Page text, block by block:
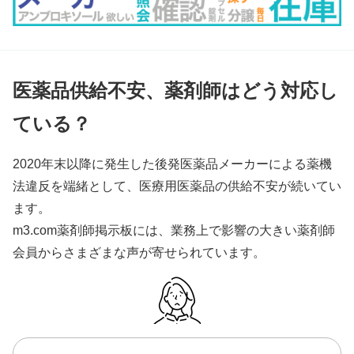
医薬品供給不安、薬剤師はどう対応し
ている？
2020年末以降に発生した後発医薬品メーカーによる薬機
法違反を端緒として、医療用医薬品の供給不安が続いてい
ます。
m3.com薬剤師掲示板には、業務上で影響の大きい薬剤師
会員からさまざまな声が寄せられています。